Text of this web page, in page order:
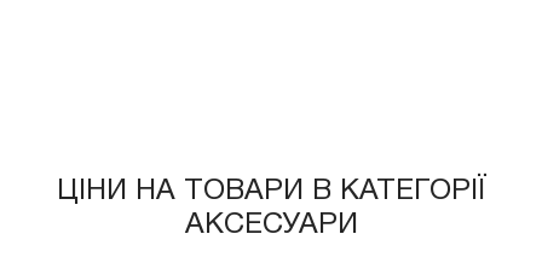
ЦІНИ НА ТОВАРИ В КАТЕГОРІЇ
АКСЕСУАРИ